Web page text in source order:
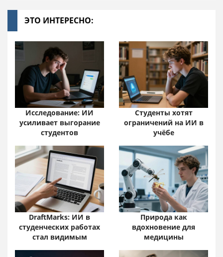
ЭТО ИНТЕРЕСНО:
Исследование: ИИ
усиливает выгорание
студентов
Студенты хотят
ограничений на ИИ в
учёбе
DraftMarks: ИИ в
студенческих работах
стал видимым
Природа как
вдохновение для
медицины